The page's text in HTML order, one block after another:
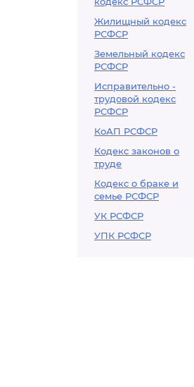
Жилищный кодекс
РСФСР
Земельный кодекс
РСФСР
Исправительно -
трудовой кодекс
РСФСР
КоАП РСФСР
Кодекс законов о
труде
Кодекс о браке и
семье РСФСР
УК РСФСР
УПК РСФСР